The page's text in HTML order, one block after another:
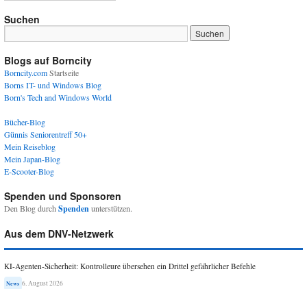
Suchen
Blogs auf Borncity
Borncity.comStartseite
Borns IT- und Windows Blog
Born's Tech and Windows World
Bücher-Blog
Günnis Seniorentreff 50+
Mein Reiseblog
Mein Japan-Blog
E-Scooter-Blog
Spenden und Sponsoren
Den Blog durchSpendenunterstützen.
Aus dem DNV-Netzwerk
KI-Agenten-Sicherheit: Kontrolleure übersehen ein Drittel gefährlicher Befehle
News 6. August 2026